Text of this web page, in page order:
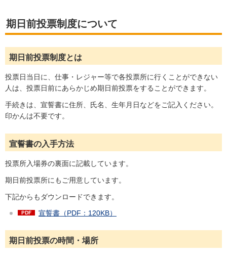
期日前投票制度について
期日前投票制度とは
投票日当日に、仕事・レジャー等で各投票所に行くことができない
人は、投票日前にあらかじめ期日前投票をすることができます。
手続きは、宣誓書に住所、氏名、生年月日などをご記入ください。
印かんは不要です。
宣誓書の入手方法
投票所入場券の裏面に記載しています。
期日前投票所にもご用意しています。
下記からもダウンロードできます。
宣誓書（PDF：120KB）
期日前投票の時間・場所